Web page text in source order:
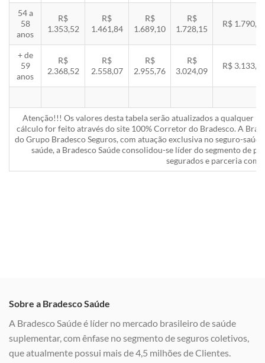
54 a
58
anos
R$
1.353,52
R$
1.461,84
R$
1.689,10
R$
1.728,15
R$
+ de
59
anos
R$
2.368,52
R$
2.558,07
R$
2.955,76
R$
3.024,09
R$
Atenção!!! Os valores desta tabela serão atualizados a qualquer
cálculo for feito através do site 100% Corretor do Bradesco. A
do Grupo Bradesco Seguros, com atuação exclusiva no seguro-
saúde, a Bradesco Saúde consolidou-se líder do segmento de
segurados e parceria com
Sobre a Bradesco Saúde
A Bradesco Saúde é líder no mercado brasileiro de saúde
suplementar, com ênfase no segmento de seguros coletivos,
que atualmente possui mais de 4,5 milhões de Clientes.